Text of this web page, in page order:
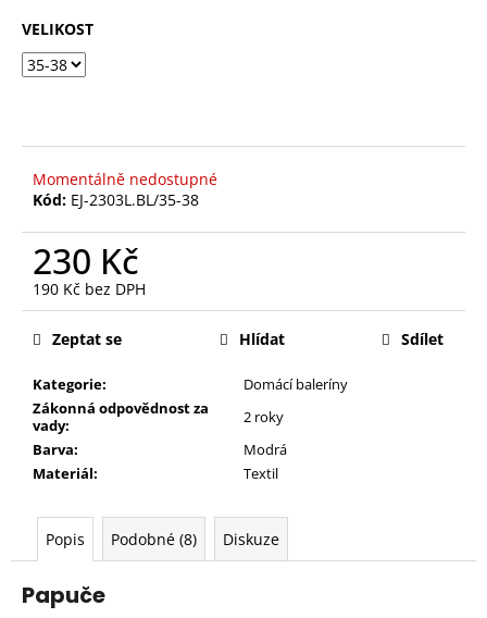
5
hvězdiček.
VELIKOST
Momentálně nedostupné
Kód: EJ-2303L.BL/35-38
230 Kč
190 Kč bez DPH
Měrná
Kategorie:
Domácí baleríny
Zákonná odpovědnost za
vady:
2 roky
Barva:
Modrá
Materiál:
Textil
Zeptat se Hlídat Sdílet
Popis Podobné (8) Diskuze
Papuče
u
j
e
PANTOFLE
FG-
310
Kč
Původně:
Kč